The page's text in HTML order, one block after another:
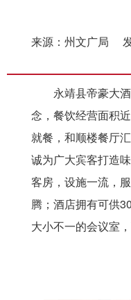
来源：州文广局
永靖县帝豪大
念，餐饮经营面积
就餐，和顺楼餐厅
诚为广大宾客打造
客房，设施一流，
腾；酒店拥有可供
大小不一的会议室